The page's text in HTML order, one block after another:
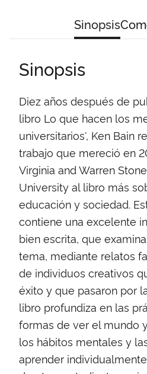
Sinopsis
Sinopsis
Diez años después de
libro Lo que hacen los
universitarios', Ken Bain
trabajo que mereció en
Virginia and Warren
University al libro más
educación y sociedad.
contiene una excelente
bien escrita, que
tema, mediante relatos
de individuos creativos
éxito y que pasaron por
libro profundiza en las
formas de ver el mundo
los hábitos mentales y
aprender